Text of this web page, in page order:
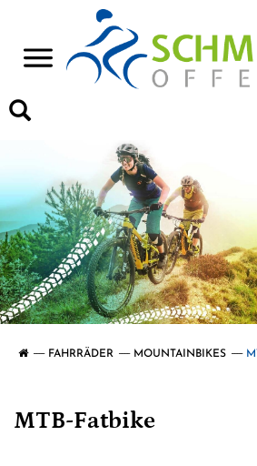
FAHRRÄDER MOUNTAINBIKES
MTB-Fatbike